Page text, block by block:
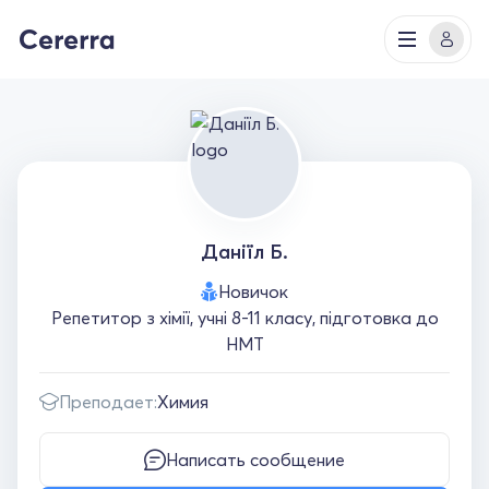
Даніїл Б.
Новичок
Репетитор з хімії, учні 8-11 класу, підготовка до
НМТ
Преподает:Химия
Написать сообщение